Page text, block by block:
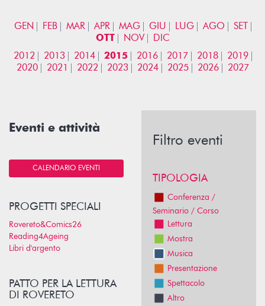
GEN FEB MAR APR MAG GIU LUG AGO
SET
OTT
NOV
DIC
2012
2013 2014 2015 2016 2017 2018
2019
2020
2021 2022 2023 2024 2025 2026 2027
Eventi e attività
CALENDARIO EVENTI
PROGETTI SPECIALI
Rovereto&Comics26
Reading4Ageing
Libri d'argento
PATTO PER LA LETTURA
DI ROVERETO
Filtro eventi
TIPOLOGIA
Conferenza /
Seminario / Corso
Lettura
Mostra
Musica
Presentazione
Spettacolo
Altro